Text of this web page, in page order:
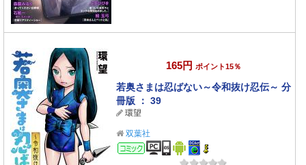
165円 ポイント15％
若奥さまは忍ばない～令和抜け忍伝～ 分
冊版 ： 39
環望
双葉社
コミック